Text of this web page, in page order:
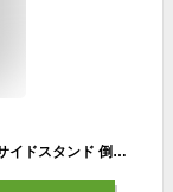
【新春初売り | 5倍P＆8%OFF券】 CYFIE 自転車 サイドスタンド 倒れない キックスタンド スタンド ロードバイク クロスバイク 24-29インチ ～700c 長さ調整 取付け簡単 アルミニウム 強度 スプリング式 滑り止め 六角レンチ ロードバイク・クロスバイク・mtb